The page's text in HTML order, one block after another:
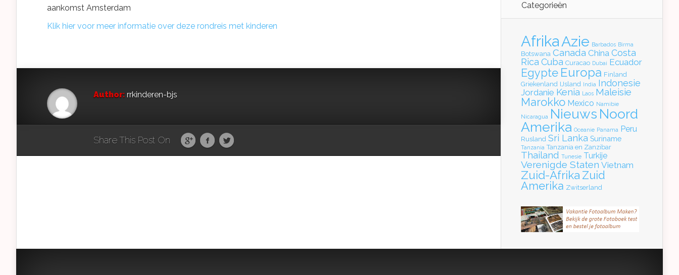
aankomst Amsterdam
Klik hier voor meer informatie over deze rondreis met kinderen
Author: rrkinderen-bjs
Share This Post On
Categorieën
AfrikaAzie Barbados Birma
Botswana Canada China Costa
Rica Cuba Curacao Dubai Ecuador
Egypte Europa Finland
Griekenland IJsland India Indonesie
Jordanie Kenia Laos Maleisie
Marokko Mexico Namibie
Nicaragua Nieuws Noord
Amerika Oceanie Panama Peru
Rusland Sri Lanka Suriname
Tanzania Tanzania en Zanzibar
Thailand Tunesie Turkije
Verenigde Staten Vietnam
Zuid-Afrika Zuid
Amerika Zwitserland